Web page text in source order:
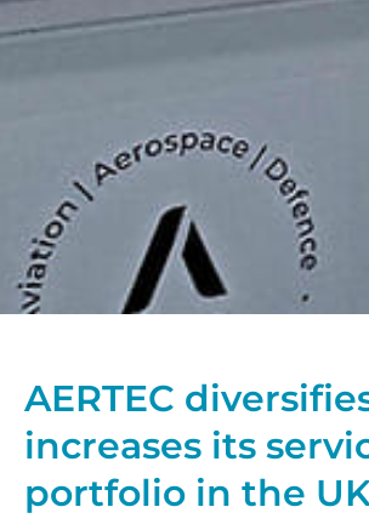
AERTEC
increases its
portfolio in the